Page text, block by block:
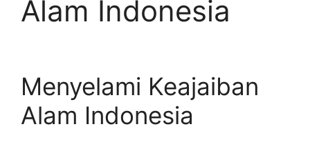
Alam Indonesia
Menyelami Keajaiban
Alam Indonesia